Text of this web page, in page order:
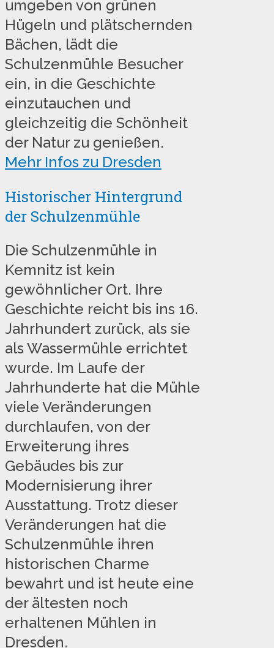
umgeben von grünen
Hügeln und plätschernden
Bächen, lädt die
Schulzenmühle Besucher
ein, in die Geschichte
einzutauchen und
gleichzeitig die Schönheit
der Natur zu genießen.
Mehr Infos zu Dresden
Historischer Hintergrund
der Schulzenmühle
Die Schulzenmühle in
Kemnitz ist kein
gewöhnlicher Ort. Ihre
Geschichte reicht bis ins 16.
Jahrhundert zurück, als sie
als Wassermühle errichtet
wurde. Im Laufe der
Jahrhunderte hat die Mühle
viele Veränderungen
durchlaufen, von der
Erweiterung ihres
Gebäudes bis zur
Modernisierung ihrer
Ausstattung. Trotz dieser
Veränderungen hat die
Schulzenmühle ihren
historischen Charme
bewahrt und ist heute eine
der ältesten noch
erhaltenen Mühlen in
Dresden.